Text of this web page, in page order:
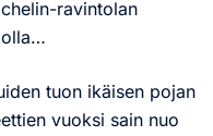
ravintolan
tuon ikäisen pojan
vuoksi sain nuo